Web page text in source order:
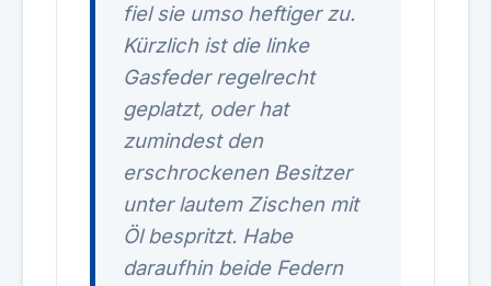
fiel sie umso heftiger zu.
Kürzlich ist die linke
Gasfeder regelrecht
geplatzt, oder hat
zumindest den
erschrockenen Besitzer
unter lautem Zischen mit
Öl bespritzt. Habe
daraufhin beide Federn